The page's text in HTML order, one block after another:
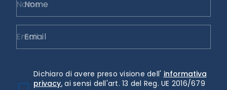
Nome
Email
Dichiaro di avere preso visione dell' informativa
privacy. ai sensi dell'art. 13 del Reg. UE 2016/679